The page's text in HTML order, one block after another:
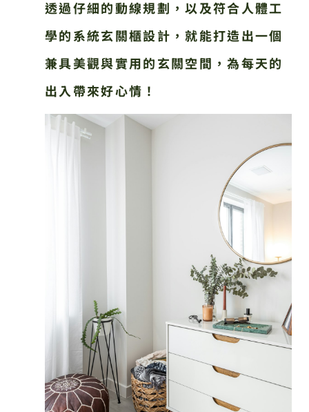
透過仔細的動線規劃，以及符合人體工
學的系統玄關櫃設計，就能打造出一個
兼具美觀與實用的玄關空間，為每天的
出入帶來好心情！